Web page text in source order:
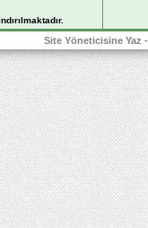
Site Yöneticisine Yaz